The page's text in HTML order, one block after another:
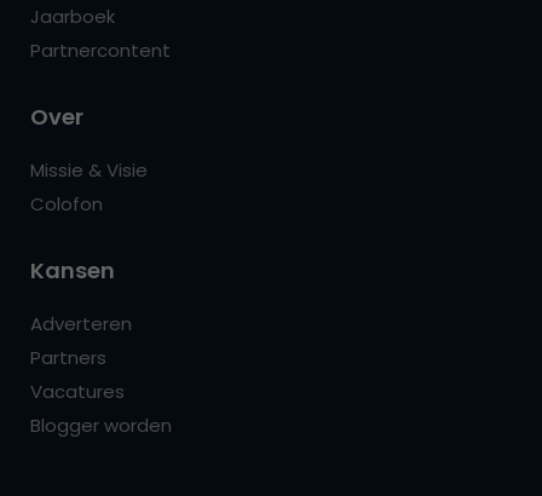
Jaarboek
Partnercontent
Over
Missie & Visie
Colofon
Kansen
Adverteren
Partners
Vacatures
Blogger worden